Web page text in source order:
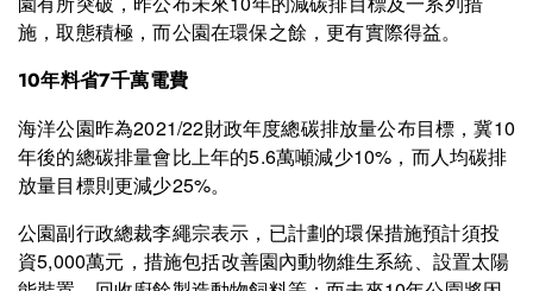
施，取態積極，而公園在環保之餘，更有實際得益。
10年料省7千萬電費
海洋公園昨為2021/22財政年度總碳排放量公布目標，冀10
年後的總碳排量會比上年的5.6萬噸減少10%，而人均碳排
放量目標則更減少25%。
公園副行政總裁李繩宗表示，已計劃的環保措施預計須投
資5,000萬元，措施包括改善園內動物維生系統、設置太陽